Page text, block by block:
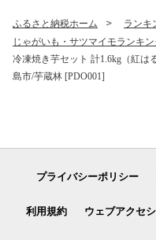
ふるさと納税ホーム ランキ
じゃがいも・サツマイモランキ
冷凍焼き芋セット 計1.6kg（紅は
島市/芋蔵林 [PDO001]
プライバシーポリシー
利用規約 ウェブアクセ